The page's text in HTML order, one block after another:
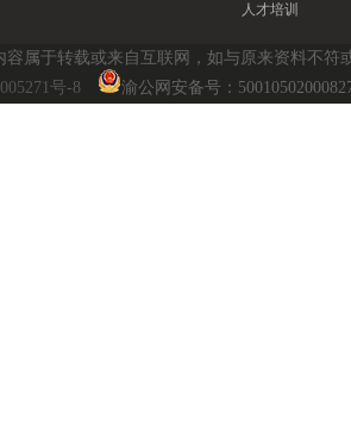
人才培训
属于转载或来自互联网，如与原来资料不
号-8 渝公网安备号：